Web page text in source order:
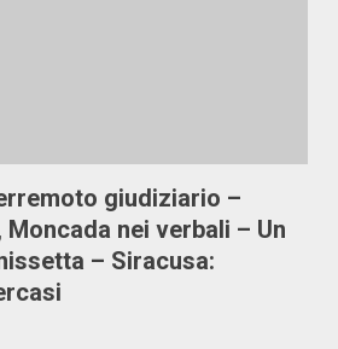
giudiziario –
Moncada nei verbali – Un
– Siracusa: